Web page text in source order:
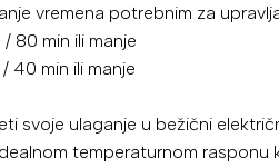
vremena potrebnim za
80 min ili manje
40 min ili manje
svoje ulaganje u bežični
temperaturnom rasponu